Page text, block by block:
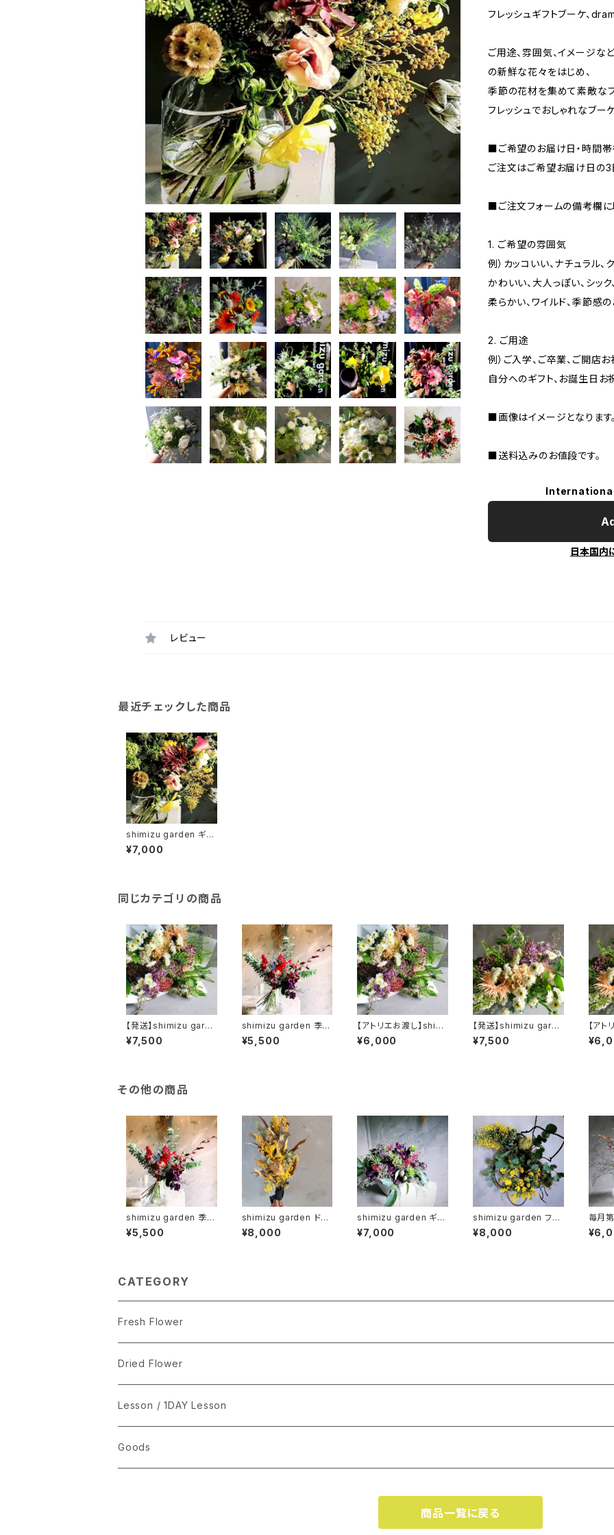
フレッシュギフトブーケ、
ご用途、雰囲気、イメージ
の新鮮な花々をはじめ、
季節の花材を集めて素敵な
フレッシュでおしゃれなブー
■ご希望のお届け日・時間帯
ご注文はご希望お届け日の3
■ご注文フォームの備考欄に
1. ご希望の雰囲気
例）カッコいい、ナチュラル、
かわいい、大人っぽい、シック
柔らかい、ワイルド、季節感
2. ご用途
例）ご入学、ご卒業、ご開店
自分へのギフト、お誕生日お
■画像はイメージとなります
■送料込みのお値段です。
日本国内
レビュー
最近チェックした商品
shimizu garden ギフ
トブーケ dramatic
¥7,000
同じカテゴリの商品
【発送】shimizu garde
n 母の日 季節のフラワ
ーギフトブーケ
¥7,500
shimizu garden 季節
のお花の定期便 lovel
y
¥5,500
【アトリエお渡し】shimi
zu garden 母の日 季
節のフラワーギフトブー
¥6,000
【発送】shimizu garde
n 季節の母の日ギフトア
レンジメント
¥7,500
【ア
zu
の日
その他の商品
shimizu garden 季節
のお花の定期便 lovel
y
¥5,500
shimizu garden ドラ
イフラワー流木オブジェ
¥8,000
shimizu garden ギフ
トアレンジメント dram
atic
¥7,000
shimizu garden フレ
ッシュ&ドライ リース
¥8,000
毎月
～
sson
CATEGORY
Fresh Flower
Dried Flower
Lesson / 1DAY Lesson
Goods
商品一覧に戻る